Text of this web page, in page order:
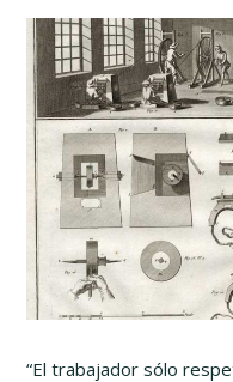
“El trabajador sólo